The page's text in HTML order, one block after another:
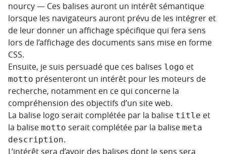
nourcy — Ces balises auront un intérêt sémantique
lorsque les navigateurs auront prévu de les intégrer et
de leur donner un affichage spécifique qui fera sens
lors de l’affichage des documents sans mise en forme
CSS.
Ensuite, je suis persuadé que ces balises logo et
motto présenteront un intérêt pour les moteurs de
recherche, notamment en ce qui concerne la
compréhension des objectifs d’un site web.
La balise logo serait complétée par la balise title et
la balise motto serait complétée par la balise meta
description.
L’intérêt sera d’avoir des balises dont le sens sera